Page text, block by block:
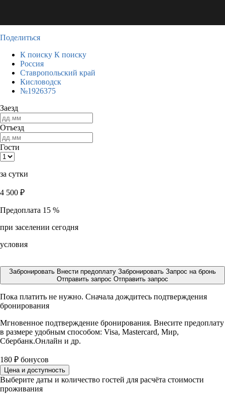
Поделиться
К поиску К поиску
Россия
Ставропольский край
Кисловодск
№1926375
Заезд
Отъезд
Гости
за сутки
4 500 ₽
Предоплата 15 %
при заселении сегодня
условия
Забронировать Внести предоплату Забронировать Запрос на бронь
Отправить запрос Отправить запрос
Пока платить не нужно. Сначала дождитесь подтверждения
бронирования
Мгновенное подтверждение бронирования. Внесите предоплату
в размере удобным способом: Visa, Mastercard, Мир,
Сбербанк.Онлайн и др.
180 ₽ бонусов
Цена и доступность
Выберите даты и количество гостей для расчёта стоимости
проживания